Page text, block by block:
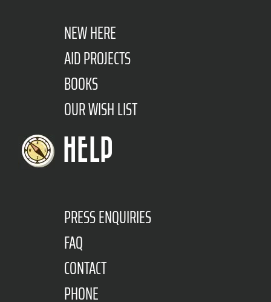
NEW HERE
AID PROJECTS
BOOKS
OUR WISH LIST
HELP
PRESS ENQUIRIES
FAQ
CONTACT
PHONE